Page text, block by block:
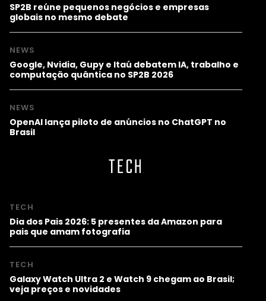
SP2B reúne pequenos negócios e empresas
globais no mesmo debate
NEWS
Google, Nvidia, Gupy e Itaú debatem IA, trabalho e
computação quântica no SP2B 2026
NEWS
OpenAI lança piloto de anúncios no ChatGPT no
Brasil
TECH
TECH
Dia dos Pais 2026: 5 presentes da Amazon para
pais que amam fotografia
TECH
Galaxy Watch Ultra 2 e Watch 9 chegam ao Brasil;
veja preços e novidades